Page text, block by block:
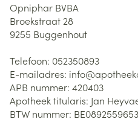
Opniphar BVBA
Broekstraat 28
9255 Buggenhout
Telefoon: 052350893
E-mailadres: info@
APB nummer: 420403
Apotheek titularis: Jan
BTW nummer: BE0892559653